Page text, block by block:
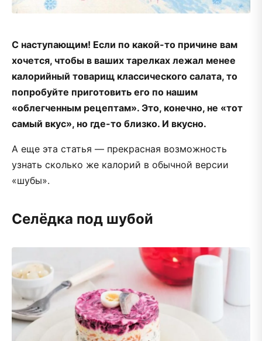
С наступающим! Если по какой-то причине вам
хочется, чтобы в ваших тарелках лежал менее
калорийный товарищ классического салата, то
попробуйте приготовить его по нашим
«облегченным рецептам». Это, конечно, не «тот
самый вкус», но где-то близко. И вкусно.
А еще эта статья — прекрасная возможность
узнать сколько же калорий в обычной версии
«шубы».
Селёдка под шубой